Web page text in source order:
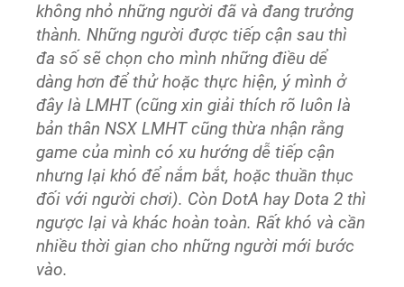
không nhỏ những người đã và đang trưởng
thành. Những người được tiếp cận sau thì
đa số sẽ chọn cho mình những điều dể
dàng hơn để thử hoặc thực hiện, ý mình ở
đây là LMHT (cũng xin giải thích rõ luôn là
bản thân NSX LMHT cũng thừa nhận rằng
game của mình có xu hướng dễ tiếp cận
nhưng lại khó để nắm bắt, hoặc thuần thục
đối với người chơi). Còn DotA hay Dota 2 thì
ngược lại và khác hoàn toàn. Rất khó và cần
nhiều thời gian cho những người mới bước
vào.